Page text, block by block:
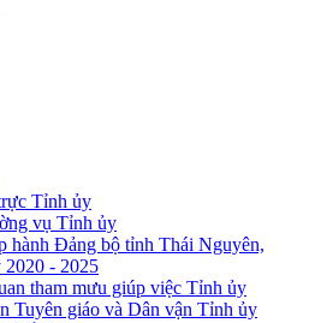
Tỉnh ủy
vụ Tỉnh ủy
hành Đảng bộ tỉnh Thái Nguyên,
2020 - 2025
tham mưu giúp việc Tỉnh ủy
Tuyên giáo và Dân vận Tỉnh ủy